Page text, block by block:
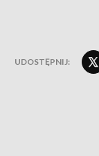
UDOSTĘPNIJ: